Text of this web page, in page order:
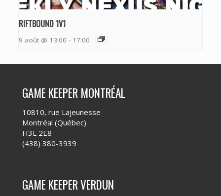
RIFTBOUND 1V1
9 août @ 13:00 - 17:00
GAME KEEPER MONTRÉAL
10810, rue Lajeunesse
Montréal (Québec)
H3L 2E8
(438) 380-3939
GAME KEEPER VERDUN